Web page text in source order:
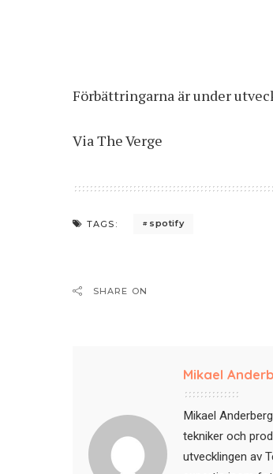
Förbättringarna är under
Via The Verge
TAGS: spotify
SHARE ON
Mikael
Mikael
tekniker och
utvecklingen av